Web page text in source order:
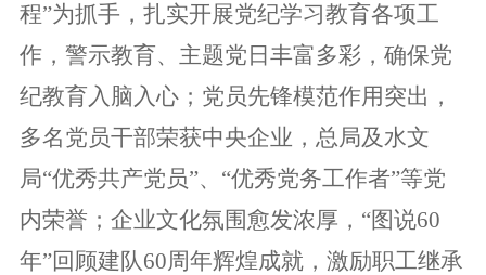
程”为抓手，扎实开展党纪学习教育各项工
作，警示教育、主题党日丰富多彩，确保党
纪教育入脑入心；党员先锋模范作用突出，
多名党员干部荣获中央企业，总局及水文
局“优秀共产党员”、“优秀党务工作者”等党
内荣誉；企业文化氛围愈发浓厚，“图说60
年”回顾建队60周年辉煌成就，激励职工继承